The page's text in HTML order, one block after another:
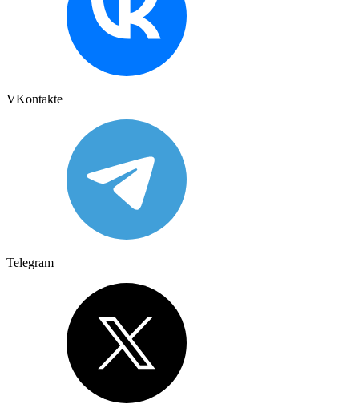
VKontakte
Telegram